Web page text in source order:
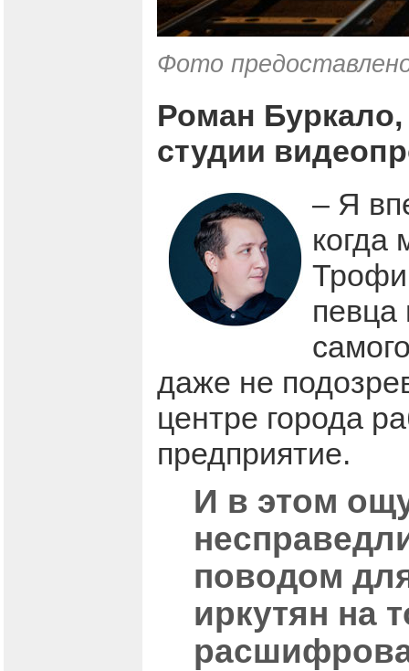
Фото
Роман
студии
– Я
когда
даже не
центре города
предприятие.
И в этом
поводом
иркутян на